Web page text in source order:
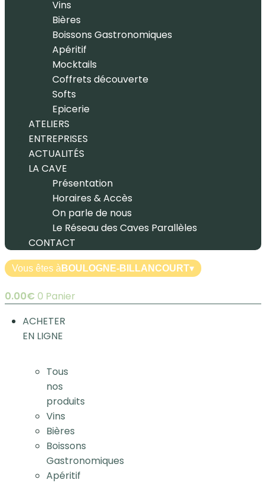
Vins
Bières
Boissons Gastronomiques
Apéritif
Mocktails
Coffrets découverte
Softs
Epicerie
ATELIERS
ENTREPRISES
ACTUALITÉS
LA CAVE
Présentation
Horaires & Accès
On parle de nous
Le Réseau des Caves Parallèles
CONTACT
Vous êtes à BOULOGNE-BILLANCOURT▾
0.00€ 0 Panier
ACHETER
EN LIGNE
Tous
nos
produits
Vins
Bières
Boissons
Gastronomiques
Apéritif